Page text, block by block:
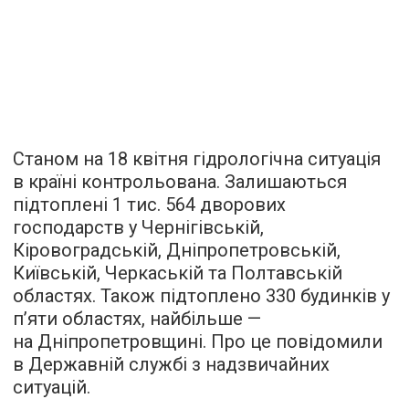
Станом на 18 квітня гідрологічна ситуація
в країні контрольована. Залишаються
підтоплені 1 тис. 564 дворових
господарств у Чернігівській,
Кіровоградській, Дніпропетровській,
Київській, Черкаській та Полтавській
областях. Також підтоплено 330 будинків у
п’яти областях, найбільше —
на Дніпропетровщині. Про це повідомили
в Державній службі з надзвичайних
ситуацій.